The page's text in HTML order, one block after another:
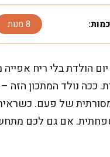
כמות: 8 מנות
יום הולדת בלי ריח
ככה נולד המתכון הזה
מסורתית של פעם.
אם גם לכם